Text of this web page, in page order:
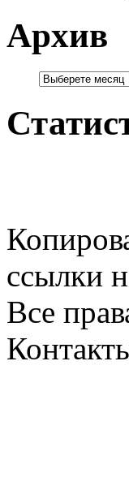
Архив
ссылки
Все